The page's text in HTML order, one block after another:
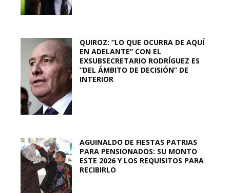
QUIROZ: “LO QUE OCURRA DE AQUÍ
EN ADELANTE” CON EL
EXSUBSECRETARIO RODRÍGUEZ ES
“DEL ÁMBITO DE DECISIÓN” DE
INTERIOR
AGUINALDO DE FIESTAS PATRIAS
PARA PENSIONADOS: SU MONTO
ESTE 2026 Y LOS REQUISITOS PARA
RECIBIRLO